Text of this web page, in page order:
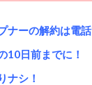
ナーの解約は電
10日前までに！
ナシ！